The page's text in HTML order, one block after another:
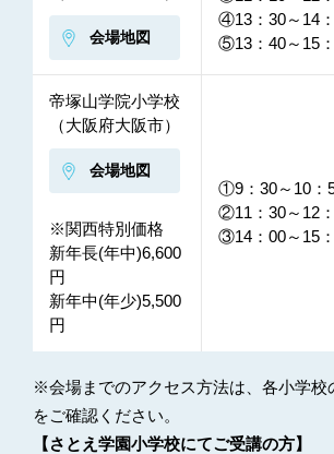
会場地図
④13：30～14
⑤13：40～15
帝塚山学院小学校
（大阪府大阪市）
会場地図
※関西特別価格
新年長(年中)6,600
円
新年中(年少)5,500
円
①9：30～10：
②11：30～12
③14：00～15
※会場までのアクセス方法は、各小学校
をご確認ください。
【さとえ学園小学校にてご受講の方】